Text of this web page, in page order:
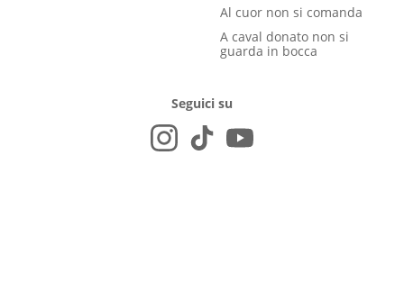
Al cuor non si comanda
A caval donato non si
guarda in bocca
Seguici su